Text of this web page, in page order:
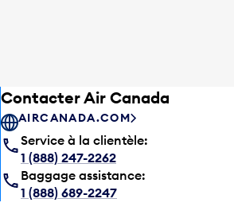
Contacter Air Canada
AIRCANADA.COM
Service à la clientèle:
1 (888) 247-2262
Baggage assistance:
1 (888) 689-2247